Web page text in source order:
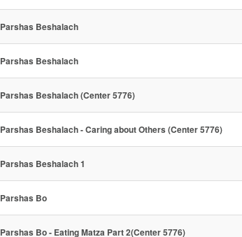
Parshas Beshalach
Parshas Beshalach
Parshas Beshalach (Center 5776)
Parshas Beshalach - Caring about Others (Center 5776)
Parshas Beshalach 1
Parshas Bo
Parshas Bo - Eating Matza Part 2(Center 5776)